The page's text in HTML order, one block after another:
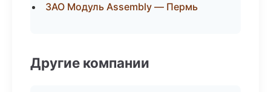
ЗАО Модуль Assembly — Пермь
Другие компании